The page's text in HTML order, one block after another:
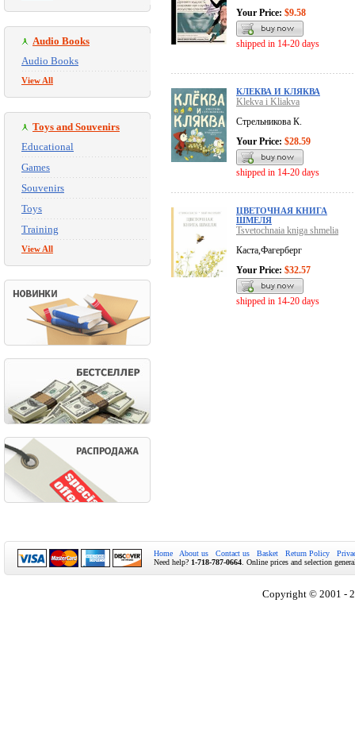
Audio Books
Audio Books
View All
Toys and Souvenirs
Educational
Games
Souvenirs
Toys
Training
View All
Your Price: $9.58
shipped in 14-20 days
КЛЕКВА И КЛЯКВА
Klekva i Kliakva
Стрельникова К.
Your Price: $28.59
shipped in 14-20 days
ЦВЕТОЧНАЯ КНИГА
ШМЕЛЯ
Tsvetochnaia kniga shmelia
Каста,Фагерберг
Your Price: $32.57
shipped in 14-20 days
Home About us Contact us Basket Return Policy
Need help? 1-718-787-0664 . Online prices and selection
Copyright © 2001 -